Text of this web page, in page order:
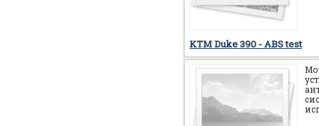
KTM Duke 390 - ABS test